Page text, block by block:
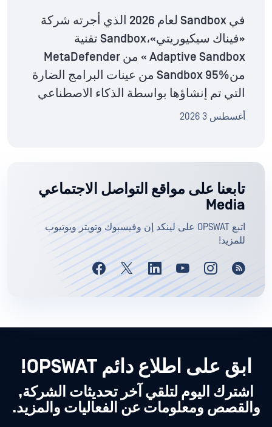
في Sandbox لعام 2026 الذي أجرته شركة
«فيناك سيكيوريتي»،Sandbox تقنية
Adaptive Sandbox » من MetaDefender
منSandbox 95% من عينات البرامج الضارة
التي تم إنشاؤها بواسطة الذكاء الاصطناعي
أغسطس 3 2026
تابعنا على مواقع التواصل الاجتماعي
Media
اتبع OPSWAT على لينكد إن وفيسبوك وتويتر ويوتيوب
للمزيد!
ابق على اطلاع دائم OPSWAT!
اشترك اليوم لتلقي آخر تحديثات الشركة,
والقصص ومعلومات عن الفعاليات والمزيد.